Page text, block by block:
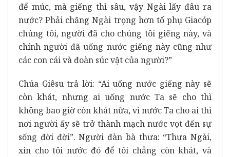
để múc, mà giếng thì sâu, vậy Ngài lấy đâu ra
nước? Phải chăng Ngài trọng hơn tổ phụ Giacóp
chúng tôi, người đã cho chúng tôi giếng này, và
chính người đã uống nước giếng này cũng như
các con cái và đoàn súc vật của người?”
Chúa Giêsu trả lời: “Ai uống nước giếng này sẽ
còn khát, nhưng ai uống nước Ta sẽ cho thì
không bao giờ còn khát nữa, vì nước Ta cho ai thì
nơi người ấy sẽ trở thành mạch nước vọt đến sự
sống đời đời”. Người đàn bà thưa: “Thưa Ngài,
xin cho tôi nước đó để tôi chẳng còn khát, và